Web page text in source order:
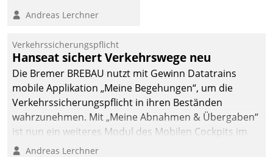
Softwareentwicklungshaus
Andreas Lerchner
Verkehrssicherungspflicht
Hanseat sichert Verkehrswege neu
Die Bremer BREBAU nutzt mit Gewinn Datatrains
mobile Applikation „Meine Begehungen“, um die
Verkehrssicherungspflicht in ihren Beständen
wahrzunehmen. Mit „Meine Abnahmen & Übergaben“
ist nun ein weiteres Modul des Mobilen Cockpits im
Einsatz.
Andreas Lerchner